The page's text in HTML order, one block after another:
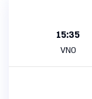
15:35
VNO